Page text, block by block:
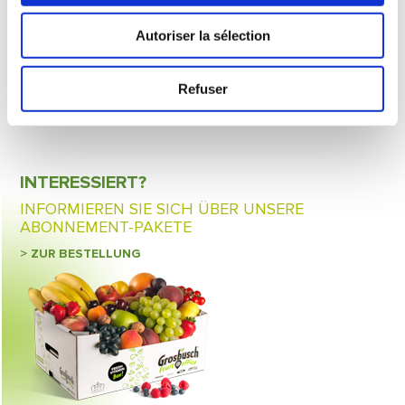
Autoriser la sélection
Refuser
INTERESSIERT?
INFORMIEREN SIE SICH ÜBER UNSERE
ABONNEMENT-PAKETE
> ZUR BESTELLUNG